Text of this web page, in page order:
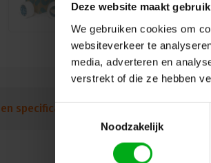
Deze website maakt
We gebruiken cookies om
websiteverkeer te
media, adverteren en
verstrekt of die ze hebben
Toestemmingsselectie
Noodzakelijk
specificaties